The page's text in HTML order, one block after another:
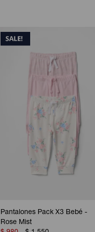
Pantalones Pack X3 Bebé -
Rose Mist